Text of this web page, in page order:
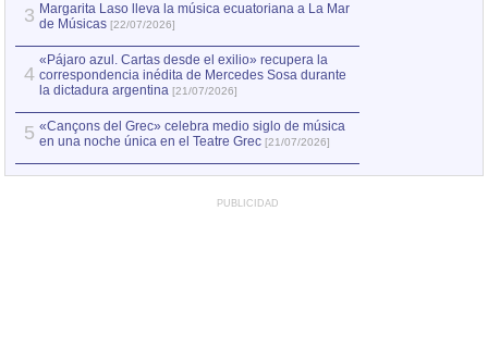
3 Margarita Laso lleva la música ecuatoriana a La Mar
de Músicas [22/07/2026]
4
«Pájaro azul. Cartas desde el exilio» recupera la
correspondencia inédita de Mercedes Sosa durante
la dictadura argentina [21/07/2026]
5 «Cançons del Grec» celebra medio siglo de música
en una noche única en el Teatre Grec [21/07/2026]
PUBLICIDAD